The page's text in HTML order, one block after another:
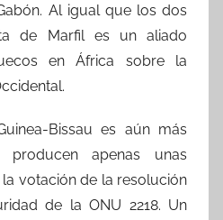
Al igual que los dos
de Marfil es un aliado
en África sobre la
Bissau es aún más
apenas unas
votación de la resolución
de la ONU 2218. Un